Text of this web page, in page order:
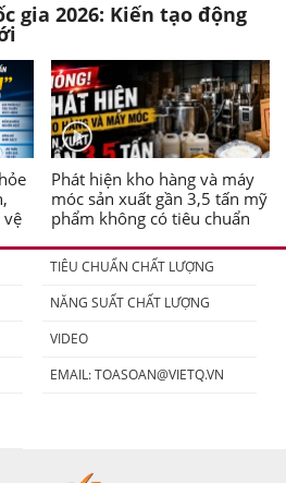
gia 2026: Kiến tạo động
vệ
Phát hiện kho hàng và máy
móc sản xuất gần 3,5 tấn mỹ
phẩm không có tiêu chuẩn
TIÊU CHUẨN CHẤT LƯỢNG
NĂNG SUẤT CHẤT LƯỢNG
VIDEO
EMAIL:TOASOAN@VIETQ.VN